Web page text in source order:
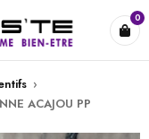
0
›
ACAJOU PP